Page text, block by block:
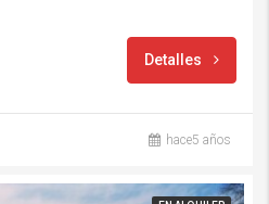
Detalles
hace5 años